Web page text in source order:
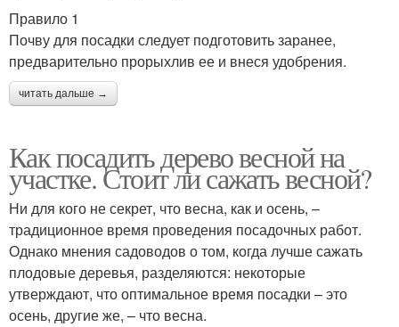
Правило 1
Почву для посадки следует подготовить заранее,
предварительно прорыхлив ее и внеся удобрения.
читать дальше →
Как посадить дерево весной на
участке. Стоит ли сажать весной?
Ни для кого не секрет, что весна, как и осень, –
традиционное время проведения посадочных работ.
Однако мнения садоводов о том, когда лучше сажать
плодовые деревья, разделяются: некоторые
утверждают, что оптимальное время посадки – это
осень, другие же, – что весна.